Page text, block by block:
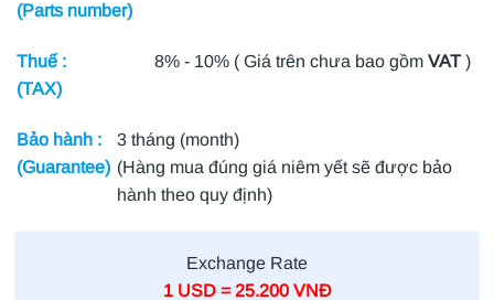
(Parts number)
Thuế :
(TAX)
8% - 10% ( Giá trên chưa bao gồmVAT )
Bảo hành :
(Guarantee)
3 tháng (month)
(Hàng mua đúng giá niêm yết sẽ được bảo
hành theo quy định)
Exchange Rate
1 USD = 25.200 VNĐ